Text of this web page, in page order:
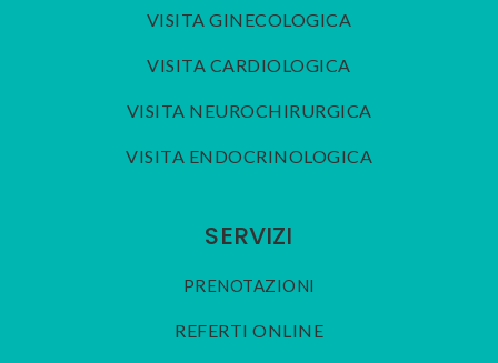
VISITA GINECOLOGICA
VISITA CARDIOLOGICA
VISITA NEUROCHIRURGICA
VISITA ENDOCRINOLOGICA
SERVIZI
PRENOTAZIONI
REFERTI ONLINE